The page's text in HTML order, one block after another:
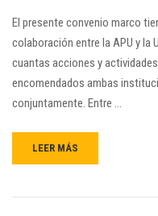
El presente convenio marco
colaboración entre la APU y la
cuantas acciones y
encomendados ambas
conjuntamente. Entre …
LEER MÁS